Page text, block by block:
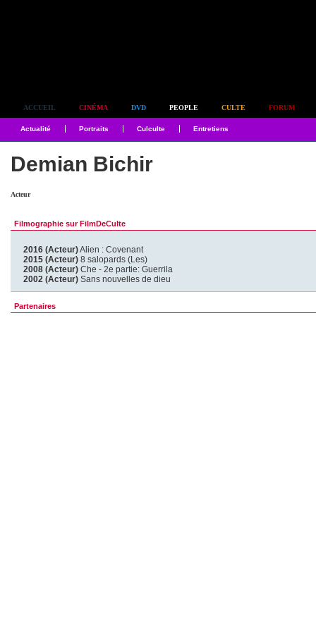
ACCUEIL CINÉMA DVD PEOPLE CULTE FORUM
Actualité Portraits Culculte Entretiens
Demian Bichir
Acteur
Filmographie sur FilmDeCulte
2016 (Acteur)Alien : Covenant
2015 (Acteur) 8 salopards (Les)
2008 (Acteur) Che - 2e partie: Guerrila
2002 (Acteur) Sans nouvelles de dieu
Partenaires